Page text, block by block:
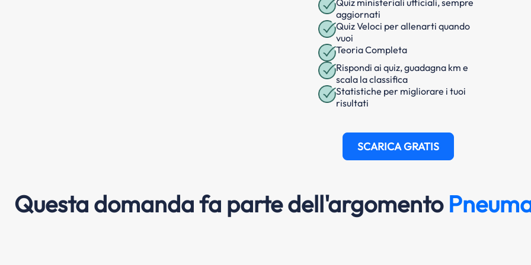
aggiornati
Quiz Veloci per allenarti quando
vuoi
Teoria Completa
Rispondi ai quiz, guadagna km e
scala la classifica
Statistiche per migliorare i tuoi
risultati
SCARICA GRATIS
Questa domanda fa parte dell'argomento